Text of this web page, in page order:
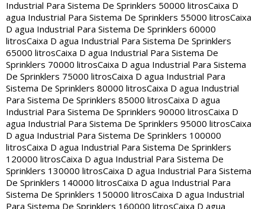
Industrial Para Sistema De Sprinklers 50000 litrosCaixa D
agua Industrial Para Sistema De Sprinklers 55000 litrosCaixa
D agua Industrial Para Sistema De Sprinklers 60000
litrosCaixa D agua Industrial Para Sistema De Sprinklers
65000 litrosCaixa D agua Industrial Para Sistema De
Sprinklers 70000 litrosCaixa D agua Industrial Para Sistema
De Sprinklers 75000 litrosCaixa D agua Industrial Para
Sistema De Sprinklers 80000 litrosCaixa D agua Industrial
Para Sistema De Sprinklers 85000 litrosCaixa D agua
Industrial Para Sistema De Sprinklers 90000 litrosCaixa D
agua Industrial Para Sistema De Sprinklers 95000 litrosCaixa
D agua Industrial Para Sistema De Sprinklers 100000
litrosCaixa D agua Industrial Para Sistema De Sprinklers
120000 litrosCaixa D agua Industrial Para Sistema De
Sprinklers 130000 litrosCaixa D agua Industrial Para Sistema
De Sprinklers 140000 litrosCaixa D agua Industrial Para
Sistema De Sprinklers 150000 litrosCaixa D agua Industrial
Para Sistema De Sprinklers 160000 litrosCaixa D agua